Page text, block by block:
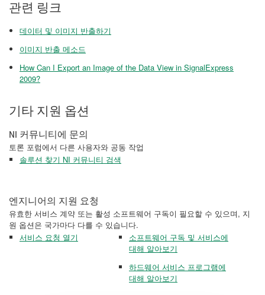
관련 링크
데이터 및 이미지 반출하기
이미지 반출 메소드
How Can I Export an Image of the Data View in SignalExpress
2009?
기타 지원 옵션
NI 커뮤니티에 문의
토론 포럼에서 다른 사용자와 공동 작업
솔루션 찾기 NI 커뮤니티 검색
엔지니어의 지원 요청
유효한 서비스 계약 또는 활성 소프트웨어 구독이 필요할 수 있으며, 지
원 옵션은 국가마다 다를 수 있습니다.
서비스 요청 열기
소프트웨어 구독 및 서비스에
대해 알아보기
하드웨어 서비스 프로그램에
대해 알아보기